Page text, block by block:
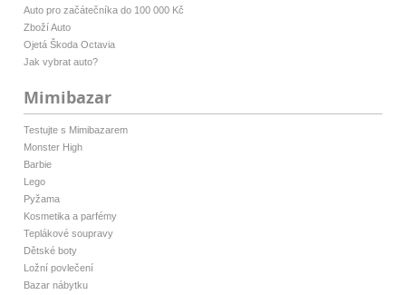
Auto pro začátečníka do 100 000 Kč
Zboží Auto
Ojetá Škoda Octavia
Jak vybrat auto?
Mimibazar
Testujte s Mimibazarem
Monster High
Barbie
Lego
Pyžama
Kosmetika a parfémy
Teplákové soupravy
Dětské boty
Ložní povlečení
Bazar nábytku